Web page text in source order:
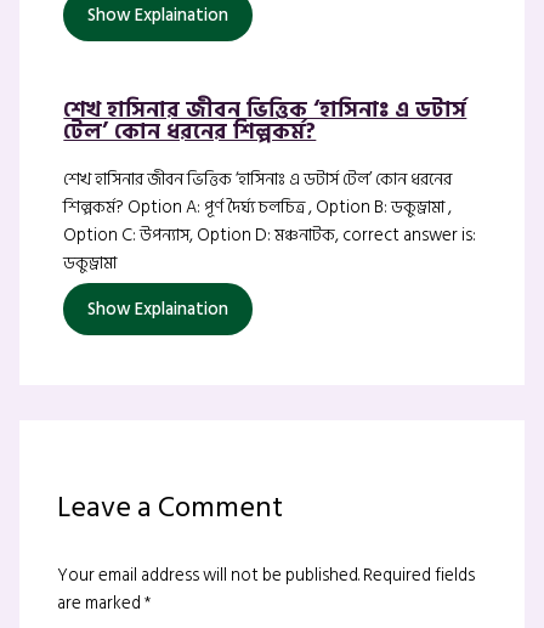
Show Explaination
শেখ হাসিনার জীবন ভিত্তিক ‘হাসিনাঃ এ ডটার্স
টেল’ কোন ধরনের শিল্পকর্ম?
শেখ হাসিনার জীবন ভিত্তিক ‘হাসিনাঃ এ ডটার্স টেল’ কোন ধরনের
শিল্পকর্ম? Option A: পূর্ণ দৈর্ঘ্য চলচিত্র , Option B: ডকুড্রামা ,
Option C: উপন্যাস, Option D: মঞ্চনাটক, correct answer is:
ডকুড্রামা
Show Explaination
Leave a Comment
Your email address will not be published.Required fields
are marked*